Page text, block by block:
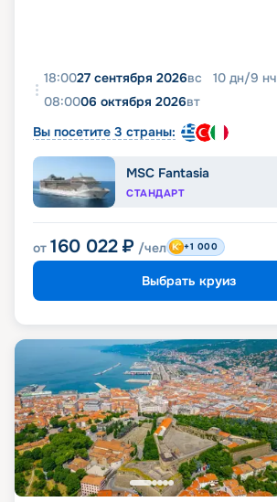
18:0027 сентября 2026вс 10 дн/9 нч
08:0006 октября 2026вт
Вы посетите 3 страны:
MSC Fantasia
СТАНДАРТ
от 160 022 ₽ /чел +1 000
Выбрать круиз